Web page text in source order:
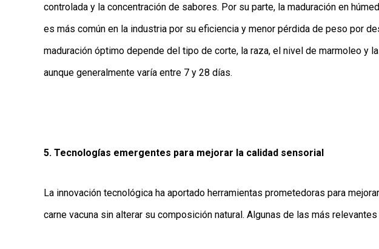
controlada y la concentración de sabores. Por su parte, la maduración en
es más común en la industria por su eficiencia y menor pérdida de peso por
maduración óptimo depende del tipo de corte, la raza, el nivel de marmoleo y
aunque generalmente varía entre 7 y 28 días.
5. Tecnologías emergentes para mejorar la calidad sensorial
La innovación tecnológica ha aportado herramientas prometedoras para
carne vacuna sin alterar su composición natural. Algunas de las más relevantes